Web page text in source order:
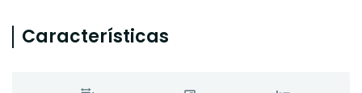
Características